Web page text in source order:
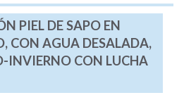
PIEL DE SAPO EN
CON AGUA DESALADA,
INVIERNO CON LUCHA